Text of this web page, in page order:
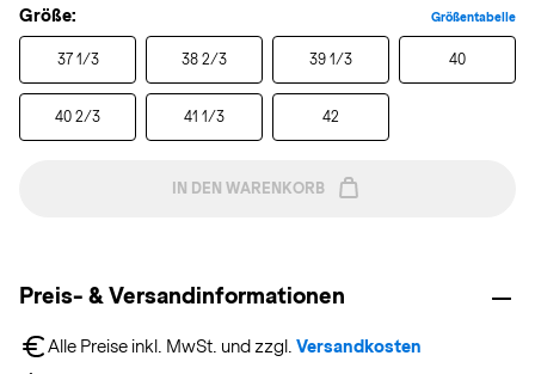
Größe: Größentabelle
37 1/3 38 2/3 39 1/3 40
40 2/3 41 1/3 42
IN DEN WARENKORB
Preis- & Versandinformationen
Alle Preise inkl. MwSt. und zzgl. Versandkosten